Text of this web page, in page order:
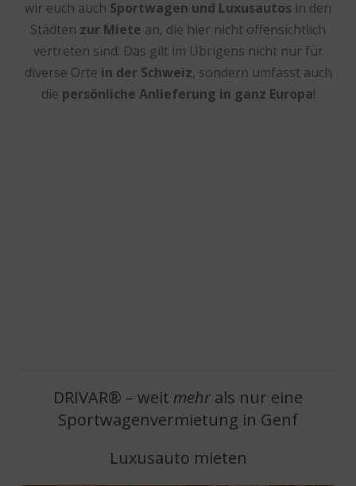
wir euch auch Sportwagen und Luxusautos in den
Städten zur Miete an, die hier nicht offensichtlich
vertreten sind. Das gilt im Übrigens nicht nur für
diverse Orte in der Schweiz, sondern umfasst auch
die persönliche Anlieferung in ganz Europa!
DRIVAR® – weit mehr als nur eine
Sportwagenvermietung in Genf
Luxusauto mieten